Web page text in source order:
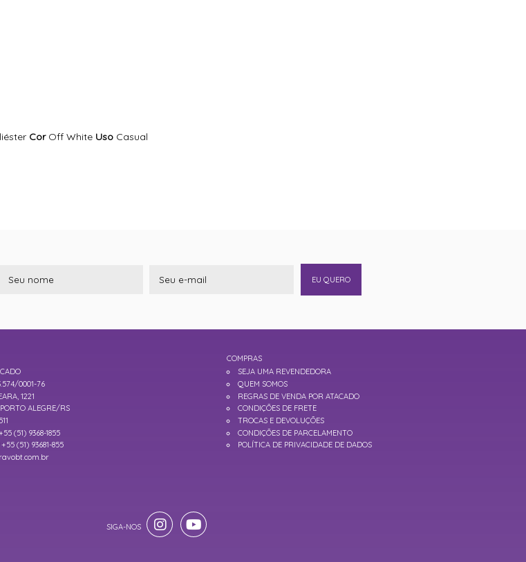
CorOff White Uso Casual
EU QUERO
0001-76
1221
ALEGRE/RS
(51) 9368-1855
(51) 93681-855
COMPRAS
SEJA UMA REVENDEDORA
QUEM SOMOS
REGRAS DE VENDA POR ATACADO
CONDIÇÕES DE FRETE
TROCAS E DEVOLUÇÕES
CONDIÇÕES DE PARCELAMENTO
POLÍTICA DE PRIVACIDADE DE DADOS